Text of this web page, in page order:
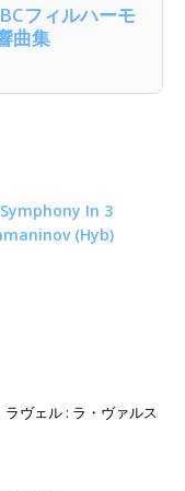
フィルハーモ
曲集
Symphony In 3
(Hyb)
ヴェル : ラ・ヴァルス